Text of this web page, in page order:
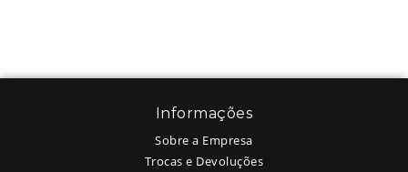
Informações
Sobre a Empresa
Trocas e Devoluções